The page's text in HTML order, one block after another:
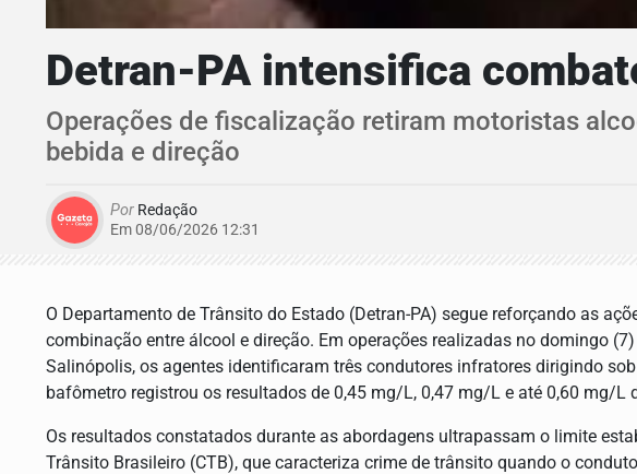
Detran-PA intensifica
Operações de fiscalização retiram motoristas
bebida e direção
Por Redação
Em 08/06/2026 12:31
O Departamento de Trânsito do Estado (Detran-PA) segue reforçando as
combinação entre álcool e direção. Em operações realizadas no domingo
Salinópolis, os agentes identificaram três condutores infratores dirigindo
bafômetro registrou os resultados de 0,45 mg/L, 0,47 mg/L e até 0,60 mg/L
Os resultados constatados durante as abordagens ultrapassam o limite
Trânsito Brasileiro (CTB), que caracteriza crime de trânsito quando o